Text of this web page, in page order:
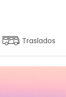
Traslados